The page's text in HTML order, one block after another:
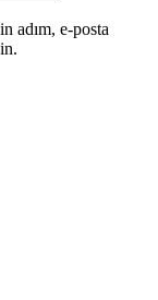
adım, e-posta